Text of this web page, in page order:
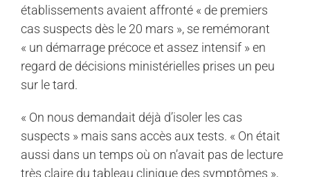
établissements avaient affronté « de premiers
cas suspects dès le 20 mars », se remémorant
« un démarrage précoce et assez intensif » en
regard de décisions ministérielles prises un peu
sur le tard.
« On nous demandait déjà d’isoler les cas
suspects » mais sans accès aux tests. « On était
aussi dans un temps où on n’avait pas de lecture
très claire du tableau clinique des symptômes »,